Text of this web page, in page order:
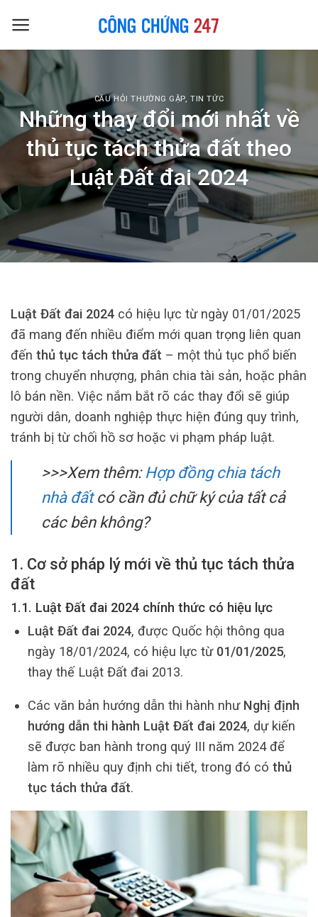
CÂU HỎI THƯỜNG GẶP,TIN TỨC
Những thay đổi mới nhất về
thủ tục tách thửa đất theo
Luật Đất đai 2024
Luật Đất đai 2024 có hiệu lực từ ngày 01/01/2025
đã mang đến nhiều điểm mới quan trọng liên quan
đến thủ tục tách thửa đất – một thủ tục phổ biến
trong chuyển nhượng, phân chia tài sản, hoặc phân
lô bán nền. Việc nắm bắt rõ các thay đổi sẽ giúp
người dân, doanh nghiệp thực hiện đúng quy trình,
tránh bị từ chối hồ sơ hoặc vi phạm pháp luật.
>>>Xem thêm: Hợp đồng chia tách
nhà đấtcó cần đủ chữ ký của tất cả
các bên không?
1. Cơ sở pháp lý mới về thủ tục tách thửa
đất
1.1. Luật Đất đai 2024 chính thức có hiệu lực
Luật Đất đai 2024, được Quốc hội thông qua
ngày 18/01/2024, có hiệu lực từ 01/01/2025,
thay thế Luật Đất đai 2013.
Các văn bản hướng dẫn thi hành như Nghị định
hướng dẫn thi hành Luật Đất đai 2024, dự kiến
sẽ được ban hành trong quý III năm 2024 để
làm rõ nhiều quy định chi tiết, trong đó có thủ
tục tách thửa đất.